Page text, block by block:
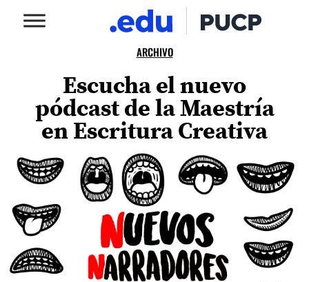
ARCHIVO
Escucha el nuevo
pódcast de la Maestría
en Escritura Creativa